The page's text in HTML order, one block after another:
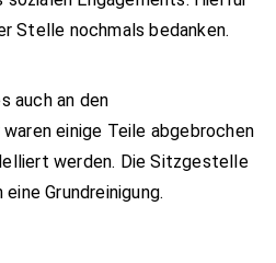
Stelle nochmals bedanken.
auch an den
einige Teile abgebrochen
werden. Die Sitzgestelle
Grundreinigung.